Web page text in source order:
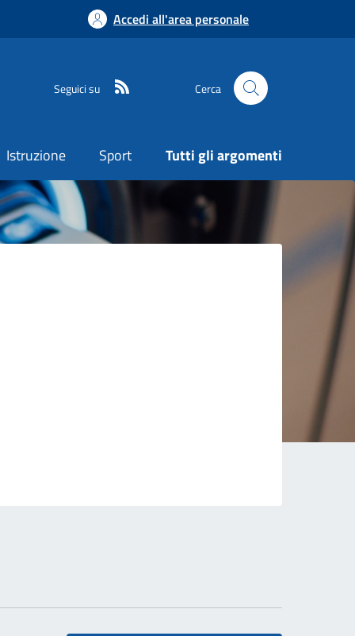
Accedi all'area personale
Seguici su Cerca
Istruzione Sport Tutti gli argomenti